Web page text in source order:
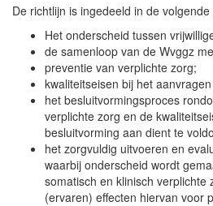
De richtlijn is ingedeeld in de
Het onderscheid tussen
de samenloop van de Wvggz
preventie van verplichte zorg;
kwaliteitseisen bij het
het besluitvormingsproces
verplichte zorg en de
besluitvorming aan dient te
het zorgvuldig uitvoeren en
waarbij onderscheid wordt
somatisch en klinisch verplichte
(ervaren) effecten hiervan voor